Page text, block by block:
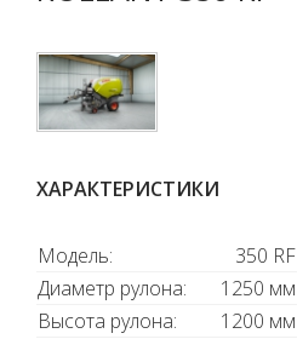
ХАРАКТЕРИСТИКИ
Модель:
350 RF
Диаметр рулона:
1250 мм
Высота рулона:
1200 мм